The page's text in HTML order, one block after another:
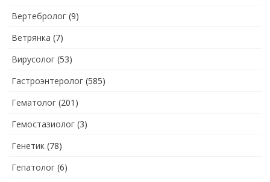
Вертебролог (9)
Ветрянка (7)
Вирусолог (53)
Гастроэнтеролог (585)
Гематолог (201)
Гемостазиолог (3)
Генетик (78)
Гепатолог (6)